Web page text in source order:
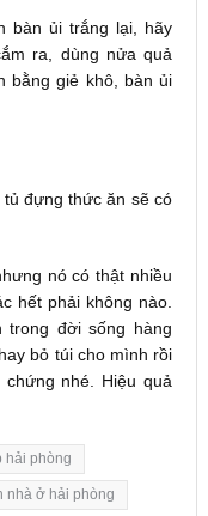
bàn ủi trắng lại, hãy
ra, dùng nửa quả
bằng giẻ khô, bàn ủi
đựng thức ăn sẽ có
nó có thật nhiều
hết phải không nào.
trong đời sống hàng
bỏ túi cho mình rồi
nhé. Hiệu quả
hải phòng
nhà ở hải phòng